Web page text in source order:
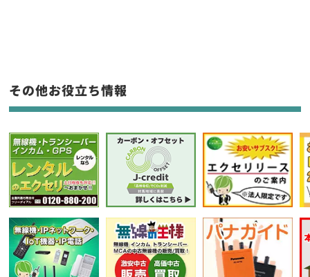
フリーワード入力(製品名等)
選択条件をリセット
その他お役立ち情報